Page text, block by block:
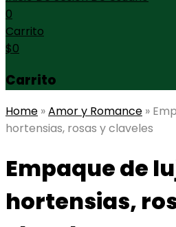
0
Carrito
$0
Carrito
Home »Amor y Romance »
hortensias, rosas y claveles
Empaque de
hortensias,